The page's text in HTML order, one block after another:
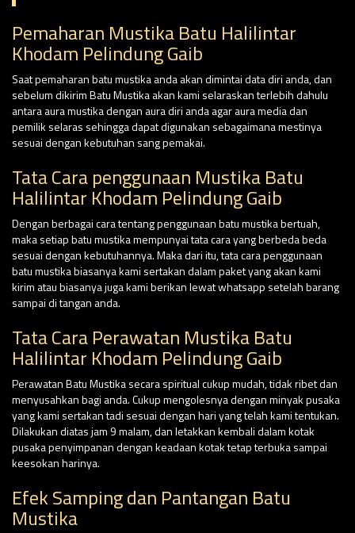
Pemaharan Mustika Batu Halilintar
Khodam Pelindung Gaib
Saat pemaharan batu mustika anda akan dimintai data diri anda, dan
sebelum dikirim Batu Mustika akan kami selaraskan terlebih dahulu
antara aura mustika dengan aura diri anda agar aura media dan
pemilik selaras sehingga dapat digunakan sebagaimana mestinya
sesuai dengan kebutuhan sang pemakai.
Tata Cara penggunaan Mustika Batu
Halilintar Khodam Pelindung Gaib
Dengan berbagai cara tentang penggunaan batu mustika bertuah,
maka setiap batu mustika mempunyai tata cara yang berbeda beda
sesuai dengan kebutuhannya. Maka dari itu, tata cara penggunaan
batu mustika biasanya kami sertakan dalam paket yang akan kami
kirim atau biasanya juga kami berikan lewat whatsapp setelah barang
sampai di tangan anda.
Tata Cara Perawatan Mustika Batu
Halilintar Khodam Pelindung Gaib
Perawatan Batu Mustika secara spiritual cukup mudah, tidak ribet dan
menyusahkan bagi anda. Cukup mengolesnya dengan minyak pusaka
yang kami sertakan tadi sesuai dengan hari yang telah kami tentukan.
Dilakukan diatas jam 9 malam, dan letakkan kembali dalam kotak
pusaka penyimpanan dengan keadaan kotak tetap terbuka sampai
keesokan harinya.
Efek Samping dan Pantangan Batu
Mustika